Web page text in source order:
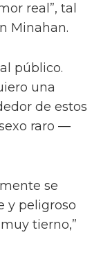
real”, tal
Minahan.
público.
una
de estos
raro —
se
y peligroso
tierno,”